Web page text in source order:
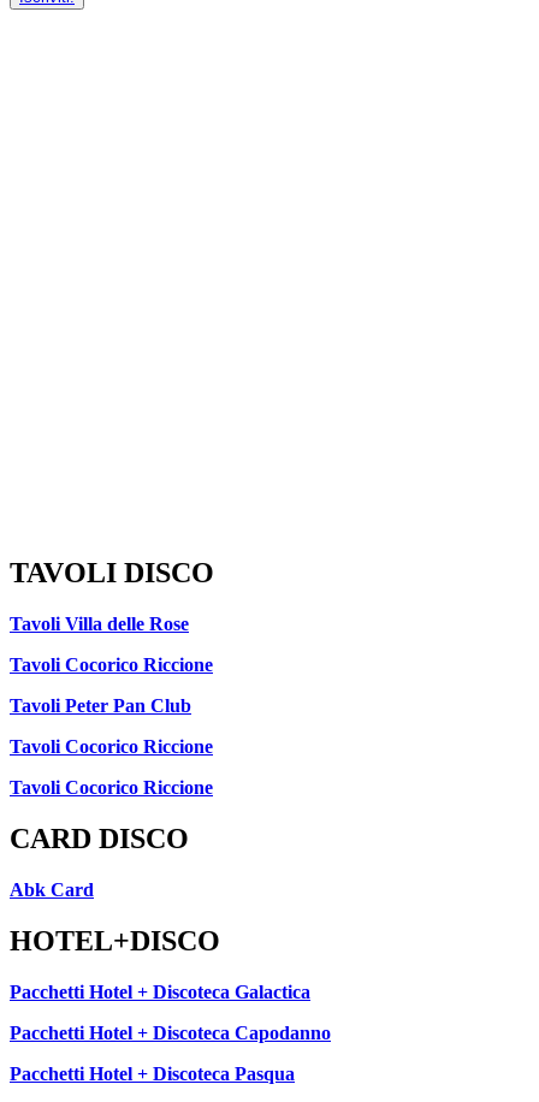
TAVOLI DISCO
Tavoli Villa delle Rose
Tavoli Cocorico Riccione
Tavoli Peter Pan Club
Tavoli Cocorico Riccione
Tavoli Cocorico Riccione
CARD DISCO
Abk Card
HOTEL+DISCO
Pacchetti Hotel + Discoteca Galactica
Pacchetti Hotel + Discoteca Capodanno
Pacchetti Hotel + Discoteca Pasqua